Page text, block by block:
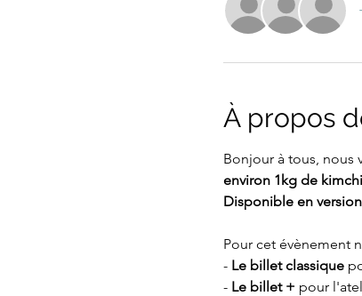
À propos
Bonjour à tous, nous
environ 1kg de
Disponible en
Pour cet évènement
- Le billet classique
- Le billet + pour